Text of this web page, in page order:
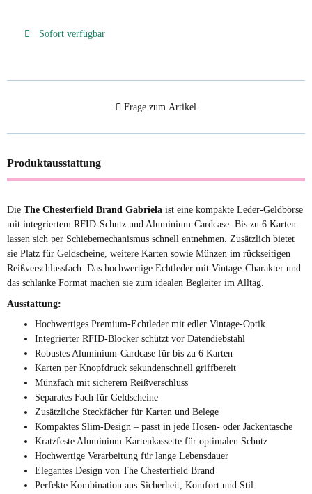
Sofort verfügbar
Frage zum Artikel
Produktausstattung
Die The Chesterfield Brand Gabriela ist eine kompakte Leder-Geldbörse
mit integriertem RFID-Schutz und Aluminium-Cardcase. Bis zu 6 Karten
lassen sich per Schiebemechanismus schnell entnehmen. Zusätzlich bietet
sie Platz für Geldscheine, weitere Karten sowie Münzen im rückseitigen
Reißverschlussfach. Das hochwertige Echtleder mit Vintage-Charakter und
das schlanke Format machen sie zum idealen Begleiter im Alltag.
Ausstattung:
Hochwertiges Premium-Echtleder mit edler Vintage-Optik
Integrierter RFID-Blocker schützt vor Datendiebstahl
Robustes Aluminium-Cardcase für bis zu 6 Karten
Karten per Knopfdruck sekundenschnell griffbereit
Münzfach mit sicherem Reißverschluss
Separates Fach für Geldscheine
Zusätzliche Steckfächer für Karten und Belege
Kompaktes Slim-Design – passt in jede Hosen- oder Jackentasche
Kratzfeste Aluminium-Kartenkassette für optimalen Schutz
Hochwertige Verarbeitung für lange Lebensdauer
Elegantes Design von The Chesterfield Brand
Perfekte Kombination aus Sicherheit, Komfort und Stil